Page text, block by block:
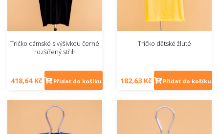
Tričko dámské s výšivkou černé
rozšířený střih
418,64 Kč Přidat do košíku
Tričko dětské žluté
182,63 Kč Přidat do košíku